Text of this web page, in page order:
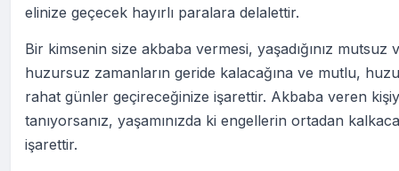
elinize geçecek hayırlı paralara delalettir.
Bir kimsenin size akbaba vermesi, yaşadığınız mutsuz
huzursuz zamanların geride kalacağına ve mutlu,
rahat günler geçireceğinize işarettir. Akbaba veren
tanıyorsanız, yaşamınızda ki engellerin ortadan
işarettir.